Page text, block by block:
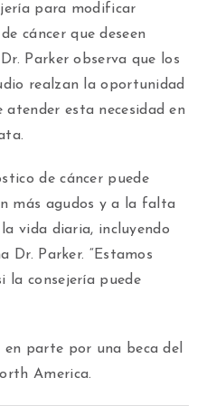
para modificar
cáncer que deseen
Parker observa que los
realzan la oportunidad
atender esta necesidad en
de cáncer puede
más agudos y a la falta
vida diaria, incluyendo
Dr. Parker. “Estamos
la consejería puede
parte por una beca del
America.